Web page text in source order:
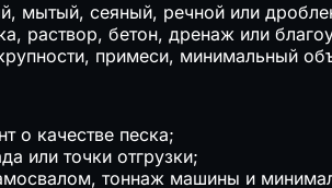
мытый, сеяный, речной или
раствор, бетон, дренаж или
примеси, минимальный
о качестве песка;
или точки отгрузки;
тоннаж машины и